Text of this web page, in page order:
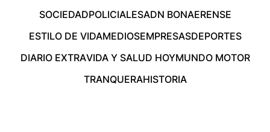
SOCIEDADPOLICIALESADN BONAERENSE
ESTILO DE VIDAMEDIOSEMPRESASDEPORTES
DIARIO EXTRAVIDA Y SALUD HOYMUNDO MOTOR
TRANQUERAHISTORIA